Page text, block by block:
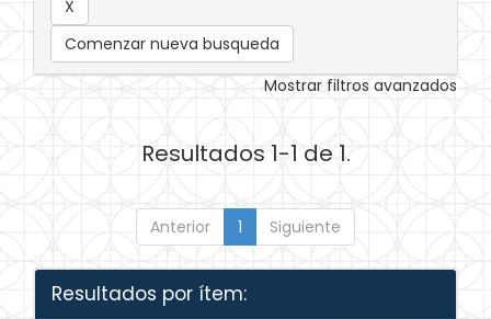
Comenzar nueva busqueda
Mostrar filtros avanzados
Resultados 1-1 de 1.
Anterior 1 Siguiente
Resultados por ítem: